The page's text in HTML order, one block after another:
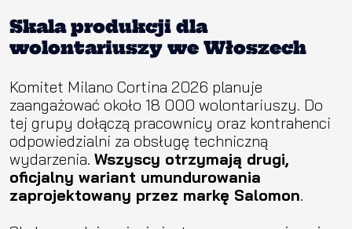
Skala produkcji dla
wolontariuszy we Włoszech
Komitet Milano Cortina 2026 planuje
zaangażować około 18 000 wolontariuszy. Do
tej grupy dołączą pracownicy oraz kontrahenci
odpowiedzialni za obsługę techniczną
wydarzenia. Wszyscy otrzymają drugi,
oficjalny wariant umundurowania
zaprojektowany przez markę Salomon.